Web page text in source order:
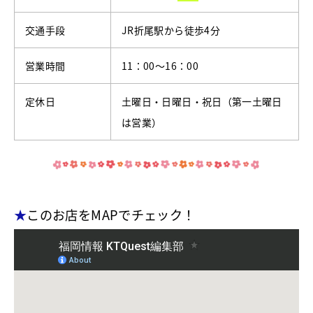
交通手段 JR折尾駅から徒歩4分
営業時間 11：00～16：00
定休日
土曜日・日曜日・祝日（第一土曜日
は営業）
★このお店をMAPでチェック！